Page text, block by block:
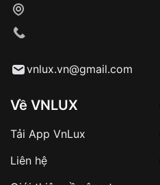
Từ khóa SEO:
sản phẩm đặc biệt
vnlux.vn@gmail.com
Về VNLUX
Tải App VnLux
Liên hệ